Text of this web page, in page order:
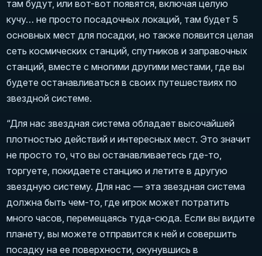
там будут, или вот-вот появятся, включая целую
кучу… не просто посадочных локаций, там будет 5
основных мест для посадки, но также появится целая
сеть космических станций, спутников и заправочных
станций, вместе с многими другими местами, где вы
будете останавливаться в своих путешествиях по
звездной системе.
“Для нас звездная система обладает высочайшей
плотностью действий и интересных мест. Это значит
не просто то, что вы останавливаетесь где-то,
торгуете, покидаете станцию и летите в другую
звездную систему. Для нас — эта звездная система
должна быть чем-то, где игрок может потратить
много часов, перемещаясь туда-сюда. Если вы видите
планету, вы можете отправится к ней и совершить
посадку на ее поверхности, окунувшись в